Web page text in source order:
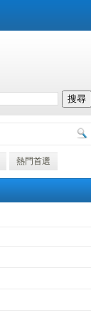
熱門首選